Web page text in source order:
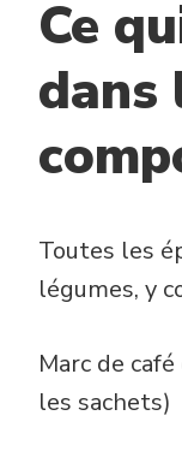
Ce
dans
Toutes les
légumes, y
Marc de
les sachets)